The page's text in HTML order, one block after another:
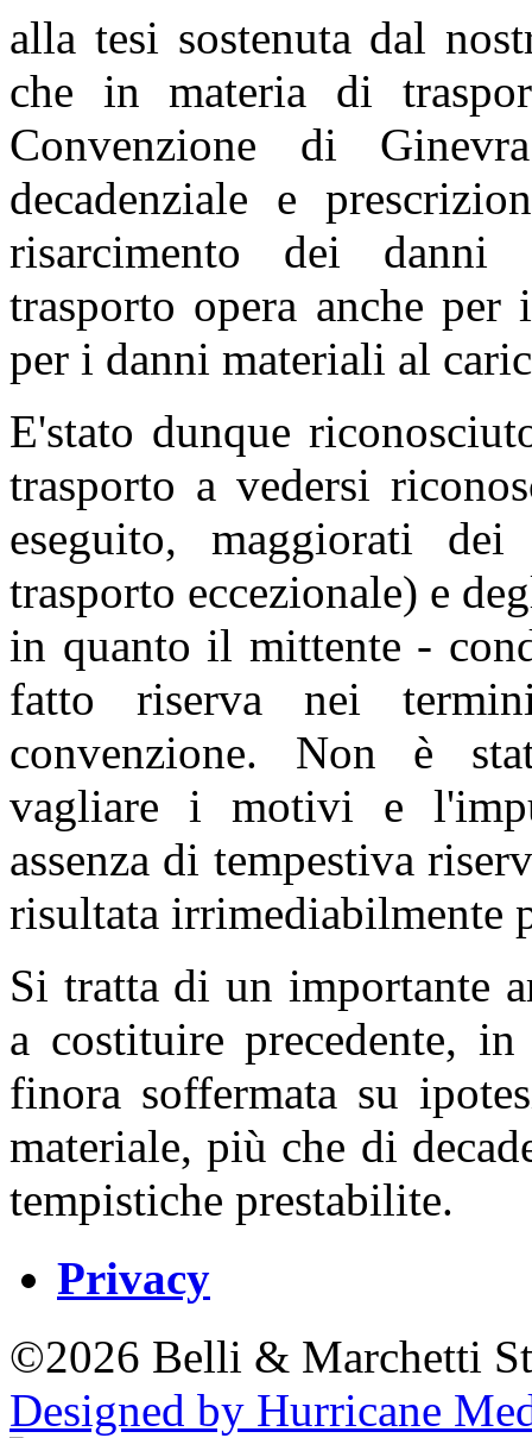
alla tesi sostenuta dal
che in materia di
Convenzione di
decadenziale e
risarcimento dei danni
trasporto opera anche
per i danni materiali al
E'stato dunque
trasporto a vedersi
eseguito, maggiorati
trasporto eccezionale) e
in quanto il mittente -
fatto riserva nei
convenzione. Non è
vagliare i motivi e
assenza di tempestiva
risultata irrimediabilmente
Si tratta di un importante
a costituire precedente,
finora soffermata su
materiale, più che di
tempistiche prestabilite.
Privacy
©2026 Belli & Marchetti
Designed by Hurricane